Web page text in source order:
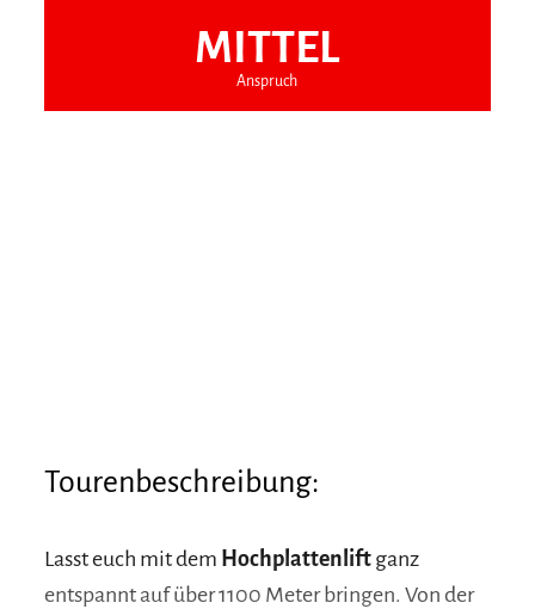
MITTEL
Anspruch
Tourenbeschreibung:
Lasst euch mit dem Hochplattenlift ganz
entspannt auf über 1100 Meter bringen. Von der